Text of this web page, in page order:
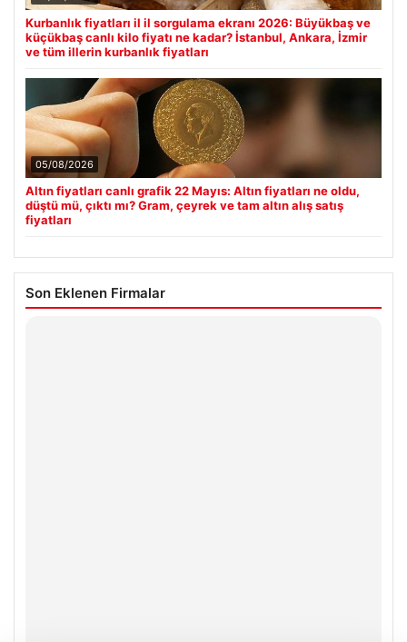
Kurbanlık fiyatları il il sorgulama ekranı 2026: Büyükbaş ve
küçükbaş canlı kilo fiyatı ne kadar? İstanbul, Ankara, İzmir
ve tüm illerin kurbanlık fiyatları
05/08/2026
Altın fiyatları canlı grafik 22 Mayıs: Altın fiyatları ne oldu,
düştü mü, çıktı mı? Gram, çeyrek ve tam altın alış satış
fiyatları
Son Eklenen Firmalar